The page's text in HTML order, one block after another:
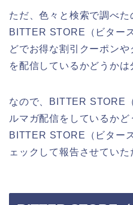
ただ、色々と検索で調べた
BITTER STORE（ビター
どでお得な割引クーポン
を配信しているかどうかは
なので、BITTER STORE
ルマガ配信をしているか
BITTER STORE（ビター
ェックして報告させていた